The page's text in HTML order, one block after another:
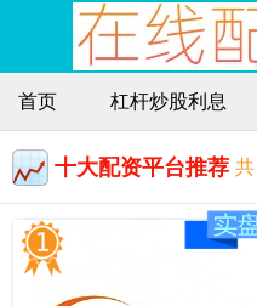
首页 杠杆炒股利息
十大配资平台推荐 共